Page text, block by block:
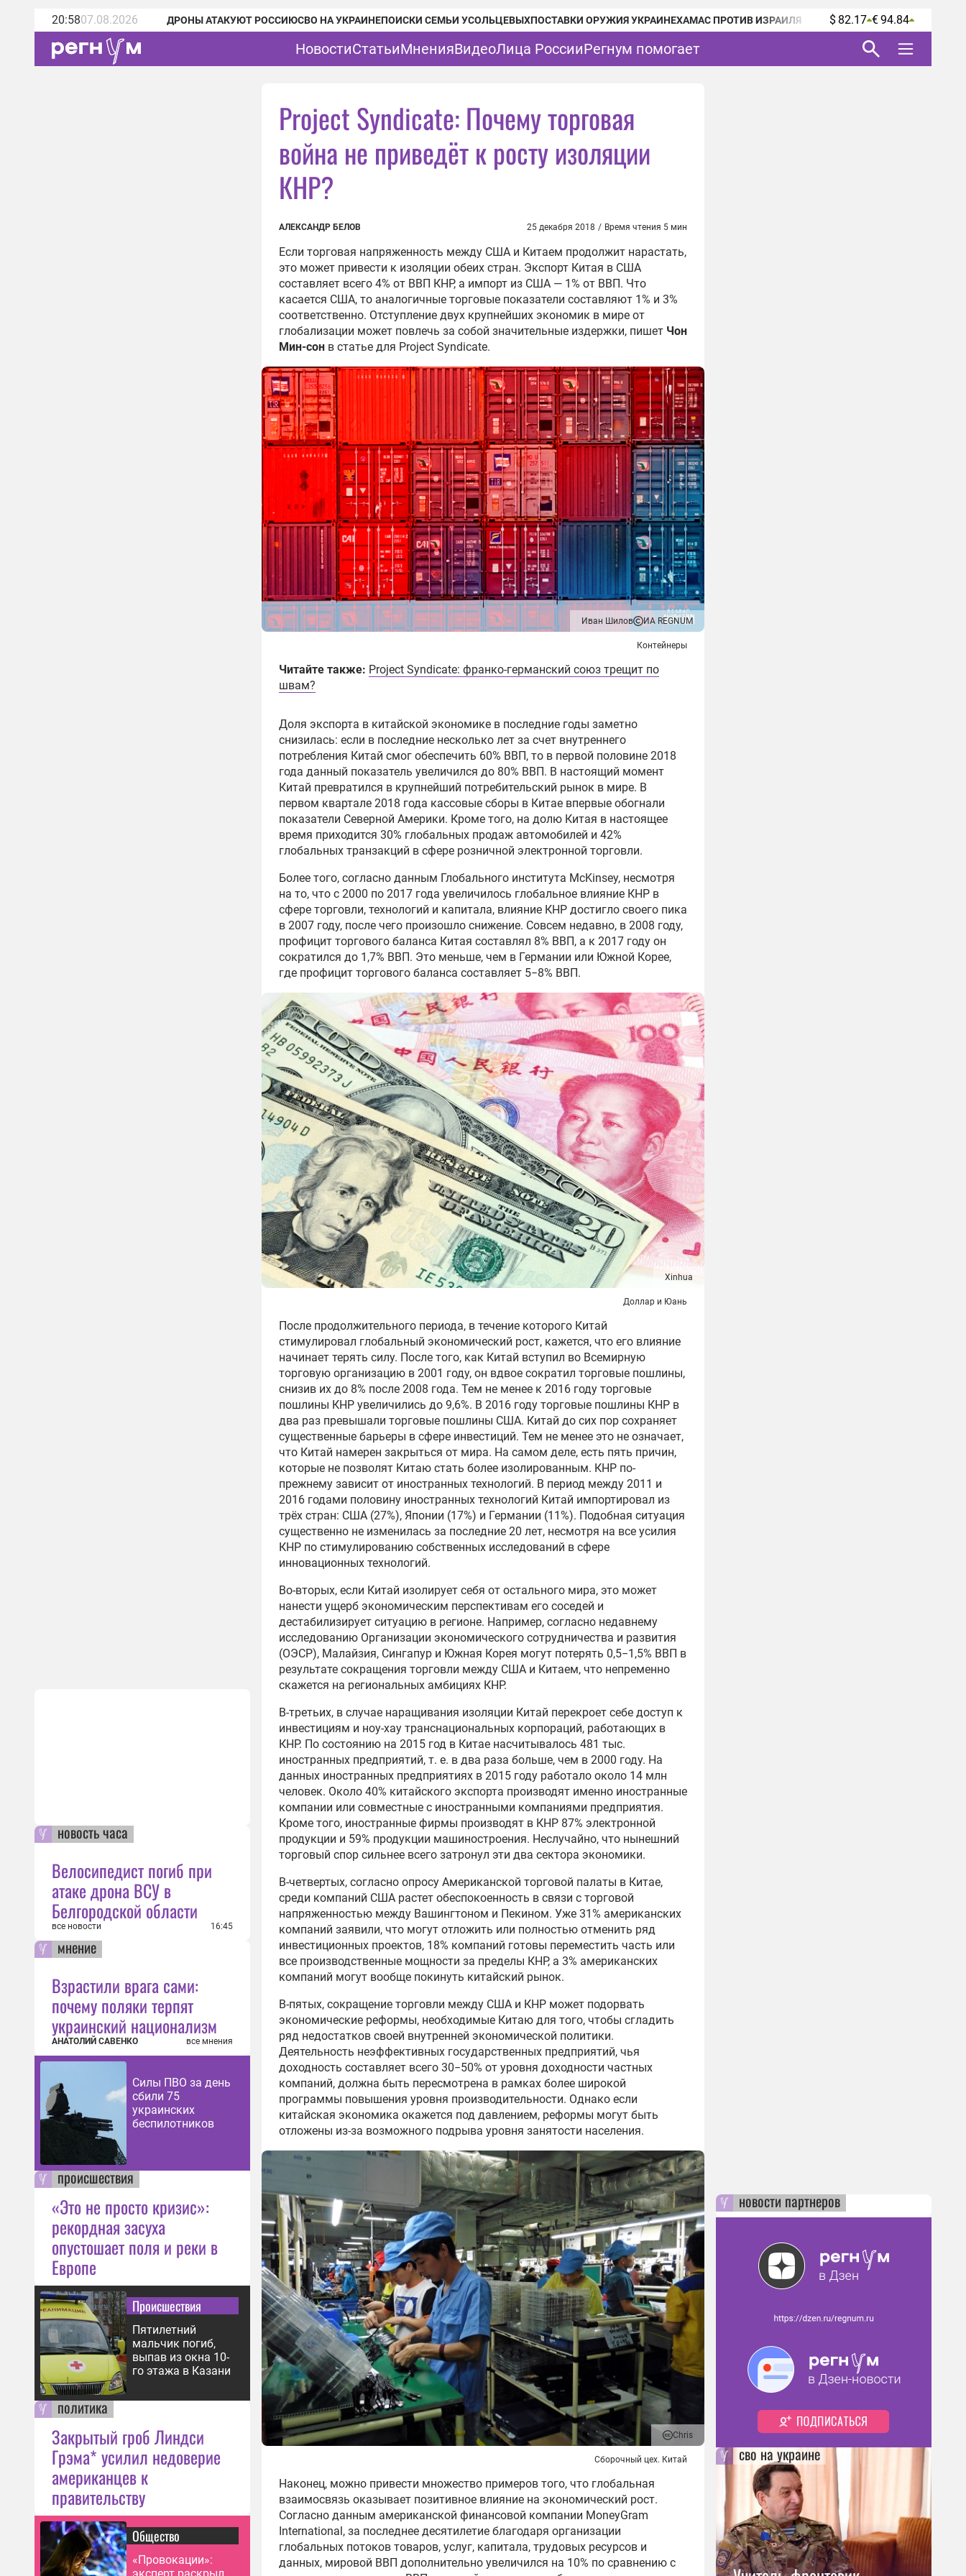
20:5807.08.2026 ДРОНЫ АТАКУЮТ РОССИЮСВО НА УКРАИНЕПОИСКИ СЕМЬИ УСОЛЬЦЕВЫХПОСТАВКИ ОРУЖИЯ УКРАИНЕХАМАС ПРОТИВ ИЗРАИЛЯ $ 82.17 € 94.84
НовостиСтатьиМненияВидеоЛица РоссииРегнум помогает
новость часа
Велосипедист погиб при
атаке дрона ВСУ в
Белгородской области
все новости 16:45
мнение
Взрастили врага сами:
почему поляки терпят
украинский национализм
АНАТОЛИЙ САВЕНКО все мнения
Силы ПВО за день
сбили 75
украинских
беспилотников
происшествия
«Это не просто кризис»:
рекордная засуха
опустошает поля и реки в
Европе
Происшествия
Пятилетний
мальчик погиб,
выпав из окна 10-
го этажа в Казани
политика
Закрытый гроб Линдси
Грэма* усилил недоверие
американцев к
правительству
Общество
«Провокации»:
Project Syndicate: Почему торговая
война не приведёт к росту изоляции
КНР?
АЛЕКСАНДР БЕЛОВ 25 декабря 2018 / Время чтения 5 мин
Если торговая напряженность между США и Китаем продолжит нарастать,
это может привести к изоляции обеих стран. Экспорт Китая в США
составляет всего 4% от ВВП КНР, а импорт из США — 1% от ВВП. Что
касается США, то аналогичные торговые показатели составляют 1% и 3%
соответственно. Отступление двух крупнейших экономик в мире от
глобализации может повлечь за собой значительные издержки, пишет Чон
Мин-сон в статье для Project Syndicate.
Иван Шилов ИА REGNUM
Контейнеры
Читайте также: Project Syndicate: франко-германский союз трещит по
швам?
Доля экспорта в китайской экономике в последние годы заметно
снизилась: если в последние несколько лет за счет внутреннего
потребления Китай смог обеспечить 60% ВВП, то в первой половине 2018
года данный показатель увеличился до 80% ВВП. В настоящий момент
Китай превратился в крупнейший потребительский рынок в мире. В
первом квартале 2018 года кассовые сборы в Китае впервые обогнали
показатели Северной Америки. Кроме того, на долю Китая в настоящее
время приходится 30% глобальных продаж автомобилей и 42%
глобальных транзакций в сфере розничной электронной торговли.
Более того, согласно данным Глобального института McKinsey, несмотря
на то, что с 2000 по 2017 года увеличилось глобальное влияние КНР в
сфере торговли, технологий и капитала, влияние КНР достигло своего пика
в 2007 году, после чего произошло снижение. Совсем недавно, в 2008 году,
профицит торгового баланса Китая составлял 8% ВВП, а к 2017 году он
сократился до 1,7% ВВП. Это меньше, чем в Германии или Южной Корее,
где профицит торгового баланса составляет 5−8% ВВП.
Xinhua
Доллар и Юань
После продолжительного периода, в течение которого Китай
стимулировал глобальный экономический рост, кажется, что его влияние
начинает терять силу. После того, как Китай вступил во Всемирную
торговую организацию в 2001 году, он вдвое сократил торговые пошлины,
снизив их до 8% после 2008 года. Тем не менее к 2016 году торговые
пошлины КНР увеличились до 9,6%. В 2016 году торговые пошлины КНР в
два раз превышали торговые пошлины США. Китай до сих пор сохраняет
существенные барьеры в сфере инвестиций. Тем не менее это не означает,
что Китай намерен закрыться от мира. На самом деле, есть пять причин,
которые не позволят Китаю стать более изолированным. КНР по-
прежнему зависит от иностранных технологий. В период между 2011 и
2016 годами половину иностранных технологий Китай импортировал из
трёх стран: США (27%), Японии (17%) и Германии (11%). Подобная ситуация
существенно не изменилась за последние 20 лет, несмотря на все усилия
КНР по стимулированию собственных исследований в сфере
инновационных технологий.
Во-вторых, если Китай изолирует себя от остального мира, это может
нанести ущерб экономическим перспективам его соседей и
дестабилизирует ситуацию в регионе. Например, согласно недавнему
исследованию Организации экономического сотрудничества и развития
(ОЭСР), Малайзия, Сингапур и Южная Корея могут потерять 0,5−1,5% ВВП в
результате сокращения торговли между США и Китаем, что непременно
скажется на региональных амбициях КНР.
В-третьих, в случае наращивания изоляции Китай перекроет себе доступ к
инвестициям и ноу-хау транснациональных корпораций, работающих в
КНР. По состоянию на 2015 год в Китае насчитывалось 481 тыс.
иностранных предприятий, т. е. в два раза больше, чем в 2000 году. На
данных иностранных предприятиях в 2015 году работало около 14 млн
человек. Около 40% китайского экспорта производят именно иностранные
компании или совместные с иностранными компаниями предприятия.
Кроме того, иностранные фирмы производят в КНР 87% электронной
продукции и 59% продукции машиностроения. Неслучайно, что нынешний
торговый спор сильнее всего затронул эти два сектора экономики.
В-четвертых, согласно опросу Американской торговой палаты в Китае,
среди компаний США растет обеспокоенность в связи с торговой
напряженностью между Вашингтоном и Пекином. Уже 31% американских
компаний заявили, что могут отложить или полностью отменить ряд
инвестиционных проектов, 18% компаний готовы переместить часть или
все производственные мощности за пределы КНР, а 3% американских
компаний могут вообще покинуть китайский рынок.
В-пятых, сокращение торговли между США и КНР может подорвать
экономические реформы, необходимые Китаю для того, чтобы сгладить
ряд недостатков своей внутренней экономической политики.
Деятельность неэффективных государственных предприятий, чья
доходность составляет всего 30−50% от уровня доходности частных
компаний, должна быть пересмотрена в рамках более широкой
программы повышения уровня производительности. Однако если
китайская экономика окажется под давлением, реформы могут быть
отложены из-за возможного подрыва уровня занятости населения.
Chris
Сборочный цех. Китай
Наконец, можно привести множество примеров того, что глобальная
взаимосвязь оказывает позитивное влияние на экономический рост.
Согласно данным американской финансовой компании MoneyGram
International, за последнее десятилетие благодаря организации
глобальных потоков товаров, услуг, капитала, трудовых ресурсов и
данных, мировой ВВП дополнительно увеличился на 10% по сравнению с
новости партнеров
сво на украине